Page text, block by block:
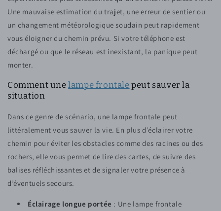
Une mauvaise estimation du trajet, une erreur de sentier ou
un changement météorologique soudain peut rapidement
vous éloigner du chemin prévu. Si votre téléphone est
déchargé ou que le réseau est inexistant, la panique peut
monter.
Comment unelampe frontalepeut sauver la
situation
Dans ce genre de scénario, une lampe frontale peut
littéralement vous sauver la vie. En plus d’éclairer votre
chemin pour éviter les obstacles comme des racines ou des
rochers, elle vous permet de lire des cartes, de suivre des
balises réfléchissantes et de signaler votre présence à
d’éventuels secours.
Éclairage longue portée : Une lampe frontale